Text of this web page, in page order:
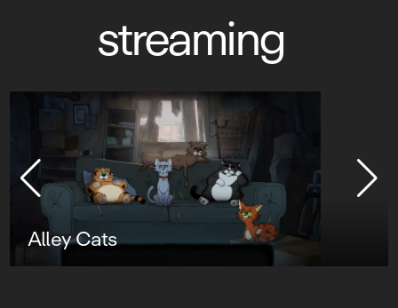
streaming
Star Wars : Visions Présente - Le
Neuvième Jedi